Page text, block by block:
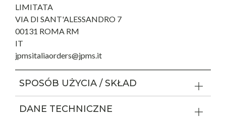
LIMITATA
VIA DI SANT'ALESSANDRO 7
00131 ROMA RM
IT
jpmsitaliaorders@jpms.it
SPOSÓB UŻYCIA / SKŁAD
DANE TECHNICZNE